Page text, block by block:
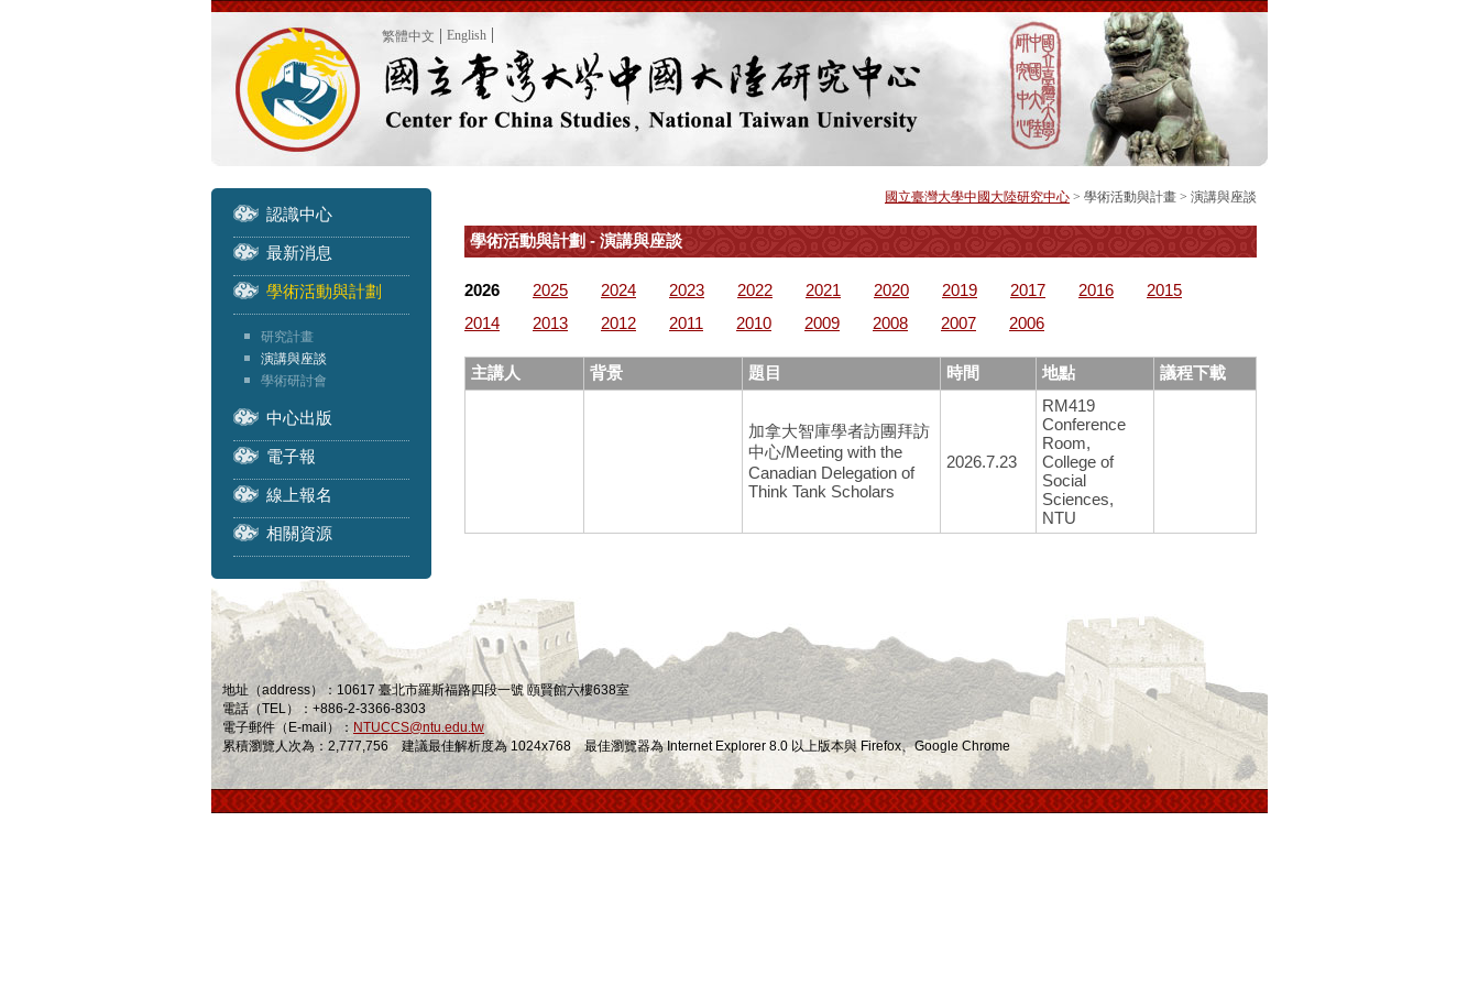
繁體中文 English
認識中心
最新消息
學術活動與計劃
研究計畫
演講與座談
學術研討會
中心出版
電子報
線上報名
相關資源
國立臺灣大學中國大陸研究中心 > 學術活動與計畫 > 演講與座談
學術活動與計劃 - 演講與座談
2026 2025 2024 2023 2022 2021 2020 2019 2017 2016
2015
2014
2013 2012 2011 2010 2009 2008 2007 2006
主講人 背景 題目 時間 地點 議程下載
加拿大智庫學者訪團拜訪
中心/Meeting with the
Canadian Delegation of
Think Tank Scholars
2026.7.23
RM419
Conference
Room,
College of
Social
Sciences,
NTU
地址（address）：10617 臺北市羅斯福路四段一號 頤賢館六樓638室
電話（TEL）：+886-2-3366-8303
電子郵件（E-mail）： NTUCCS@ntu.edu.tw
累積瀏覽人次為：2,777,756 建議最佳解析度為 1024x768 最佳瀏覽器為 Internet Explorer 8.0 以上版本與 Firefox、Google Chrome